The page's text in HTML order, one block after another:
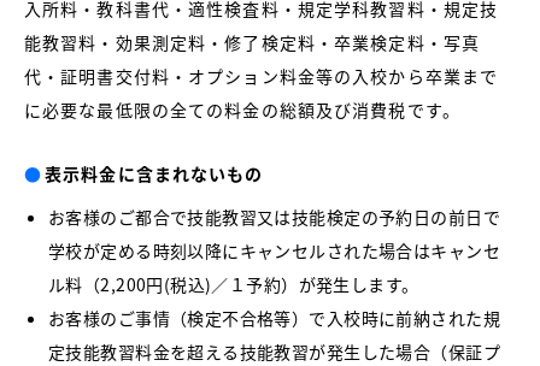
入所料・教科書代・適性検査料・規定学科教習料・規定技
能教習料・効果測定料・修了検定料・卒業検定料・写真
代・証明書交付料・オプション料金等の入校から卒業まで
に必要な最低限の全ての料金の総額及び消費税です。
●表示料金に含まれないもの
お客様のご都合で技能教習又は技能検定の予約日の前日で
学校が定める時刻以降にキャンセルされた場合はキャンセ
ル料（2,200円(税込)／１予約）が発生します。
お客様のご事情（検定不合格等）で入校時に前納された規
定技能教習料金を超える技能教習が発生した場合（保証プ